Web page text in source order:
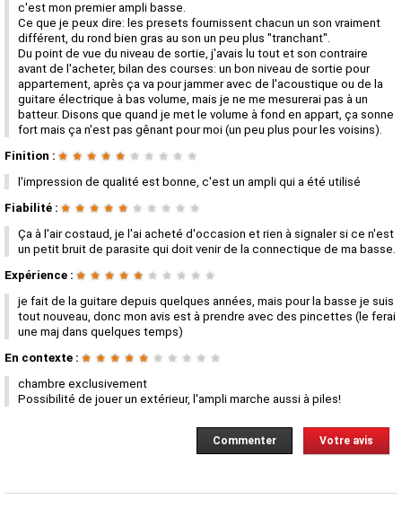
c'est mon premier ampli basse.
Ce que je peux dire: les presets fournissent chacun un son vraiment
différent, du rond bien gras au son un peu plus "tranchant".
Du point de vue du niveau de sortie, j'avais lu tout et son contraire
avant de l'acheter, bilan des courses: un bon niveau de sortie pour
appartement, après ça va pour jammer avec de l'acoustique ou de la
guitare électrique à bas volume, mais je ne me mesurerai pas à un
batteur. Disons que quand je met le volume à fond en appart, ça sonne
fort mais ça n'est pas gênant pour moi (un peu plus pour les voisins).
Finition : ★ ★ ★ ★ ★ ★ ★ ★ ★ ★
l'impression de qualité est bonne, c'est un ampli qui a été utilisé
Fiabilité : ★ ★ ★ ★ ★ ★ ★ ★ ★ ★
Ça à l'air costaud, je l'ai acheté d'occasion et rien à signaler si ce n'est
un petit bruit de parasite qui doit venir de la connectique de ma basse.
Expérience : ★ ★ ★ ★ ★ ★ ★ ★ ★ ★
je fait de la guitare depuis quelques années, mais pour la basse je suis
tout nouveau, donc mon avis est à prendre avec des pincettes (le ferai
une maj dans quelques temps)
En contexte : ★ ★ ★ ★ ★ ★ ★ ★ ★ ★
chambre exclusivement
Possibilité de jouer un extérieur, l'ampli marche aussi à piles!
Commenter Votre avis